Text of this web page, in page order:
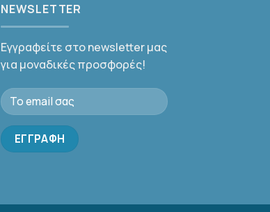
NEWSLETTER
Εγγραφείτε στο newsletter μας
για μοναδικές προσφορές!